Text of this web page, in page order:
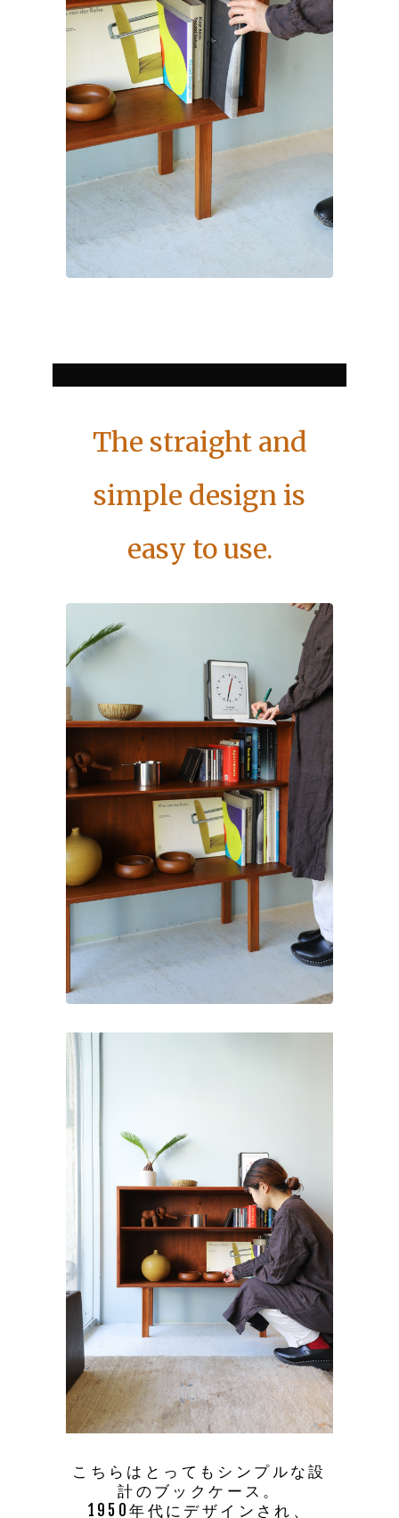
The straight and
simple design is
easy to use.
こちらはとってもシンプルな設
計のブックケース。
1950年代にデザインされ、